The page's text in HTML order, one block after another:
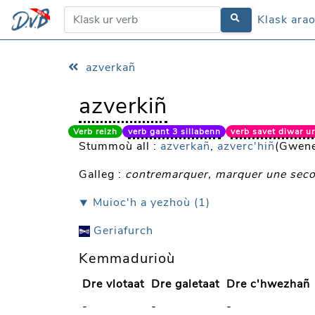
Klask
Klask
azverkañ
azverkiñ
Verb reizh verb gant 3 sillabenn verb savet diwar
Stummoù all : azverkañ, azverc'hiñ
Galleg : contremarquer, marquer une
⯆ Muioc'h a yezhoù (1)
Geriafurch
Kemmadurioù
Dre vlotaat Dre galetaat Dre c'hwezhañ
-
- -